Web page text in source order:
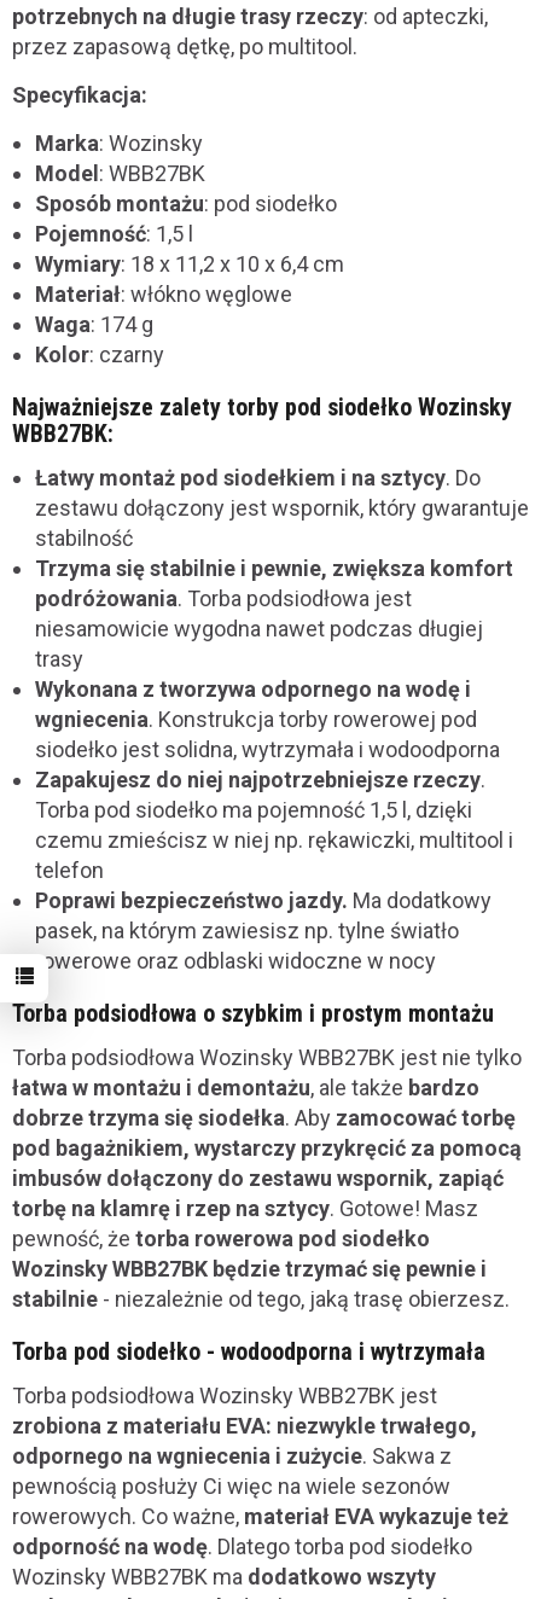
potrzebnych na długie trasy rzeczy: od apteczki,
przez zapasową dętkę, po multitool.
Specyfikacja:
Marka: Wozinsky
Model : WBB27BK
Sposób montażu: pod siodełko
Pojemność: 1,5 l
Wymiary: 18 x 11,2 x 10 x 6,4 cm
Materiał: włókno węglowe
Waga: 174 g
Kolor: czarny
Najważniejsze zalety torby pod siodełko Wozinsky
WBB27BK:
Łatwy montaż pod siodełkiem i na sztycy. Do
zestawu dołączony jest wspornik, który gwarantuje
stabilność
Trzyma się stabilnie i pewnie, zwiększa komfort
podróżowania. Torba podsiodłowa jest
niesamowicie wygodna nawet podczas długiej
trasy
Wykonana z tworzywa odpornego na wodę i
wgniecenia. Konstrukcja torby rowerowej pod
siodełko jest solidna, wytrzymała i wodoodporna
Zapakujesz do niej najpotrzebniejsze rzeczy.
Torba pod siodełko ma pojemność 1,5 l, dzięki
czemu zmieścisz w niej np. rękawiczki, multitool i
telefon
Poprawi bezpieczeństwo jazdy. Ma dodatkowy
pasek, na którym zawiesisz np. tylne światło
rowerowe oraz odblaski widoczne w nocy
Torba podsiodłowa o szybkim i prostym montażu
Torba podsiodłowa Wozinsky WBB27BK jest nie tylko
łatwa w montażu i demontażu, ale także bardzo
dobrze trzyma się siodełka. Aby zamocować torbę
pod bagażnikiem, wystarczy przykręcić za pomocą
imbusów dołączony do zestawu wspornik, zapiąć
torbę na klamrę i rzep na sztycy. Gotowe! Masz
pewność, że torba rowerowa pod siodełko
Wozinsky WBB27BK będzie trzymać się pewnie i
stabilnie - niezależnie od tego, jaką trasę obierzesz.
Torba pod siodełko - wodoodporna i wytrzymała
Torba podsiodłowa Wozinsky WBB27BK jest
zrobiona z materiału EVA: niezwykle trwałego,
odpornego na wgniecenia i zużycie. Sakwa z
pewnością posłuży Ci więc na wiele sezonów
rowerowych. Co ważne, materiał EVA wykazuje też
odporność na wodę. Dlatego torba pod siodełko
Wozinsky WBB27BK ma dodatkowo wszyty